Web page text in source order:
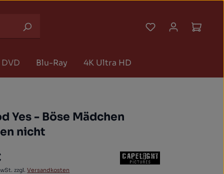
Du hast 0
DVD Blu-Ray 4K Ultra HD
Yes - Böse Mädchen
nicht
zzgl.Versandkosten